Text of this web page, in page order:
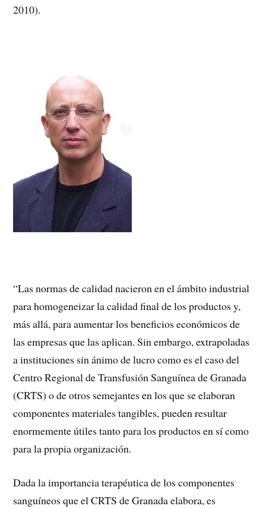
2010).
“Las normas de calidad nacieron en el ámbito industrial
para homogeneizar la calidad final de los productos y,
más allá, para aumentar los beneficios económicos de
las empresas que las aplican. Sin embargo, extrapoladas
a instituciones sin ánimo de lucro como es el caso del
Centro Regional de Transfusión Sanguínea de Granada
(CRTS) o de otros semejantes en los que se elaboran
componentes materiales tangibles, pueden resultar
enormemente útiles tanto para los productos en sí como
para la propia organización.
Dada la importancia terapéutica de los componentes
sanguíneos que el CRTS de Granada elabora, es